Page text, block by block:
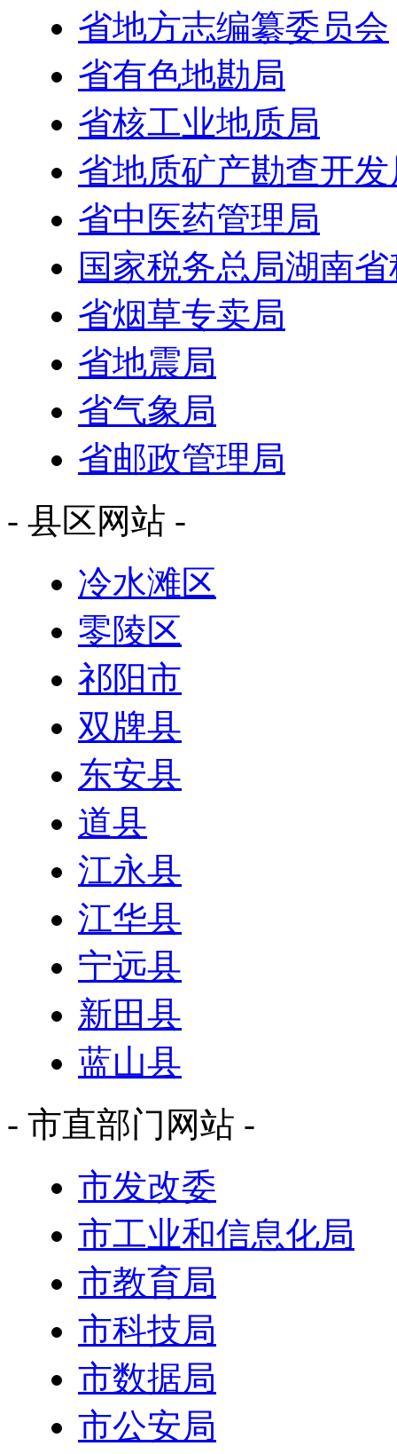
省地方志编纂委员会
省有色地勘局
省核工业地质局
省地质矿产勘查开发
省中医药管理局
国家税务总局湖南
省烟草专卖局
省地震局
省气象局
省邮政管理局
- 县区网站 -
冷水滩区
零陵区
祁阳市
双牌县
东安县
道县
江永县
江华县
宁远县
新田县
蓝山县
- 市直部门网站 -
市发改委
市工业和信息化局
市教育局
市科技局
市数据局
市公安局